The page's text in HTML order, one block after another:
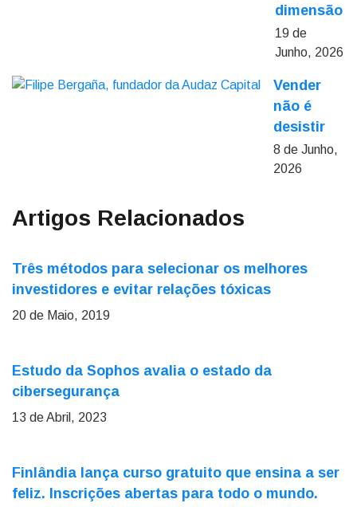
dimensão
19 de
Junho, 2026
Vender
não é
desistir
8 de Junho,
2026
Artigos Relacionados
Três métodos para selecionar os melhores
investidores e evitar relações tóxicas
20 de Maio, 2019
Estudo da Sophos avalia o estado da
cibersegurança
13 de Abril, 2023
Finlândia lança curso gratuito que ensina a ser
feliz. Inscrições abertas para todo o mundo.